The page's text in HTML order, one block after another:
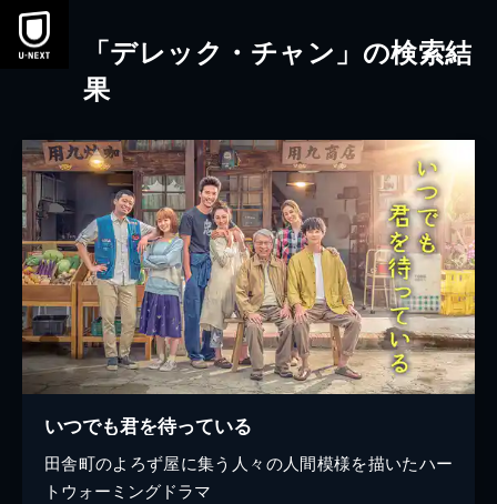
本文へスキップ
「デレック・チャン」の検索結
果
いつでも君を待っている
田舎町のよろず屋に集う人々の人間模様を描いたハー
トウォーミングドラマ